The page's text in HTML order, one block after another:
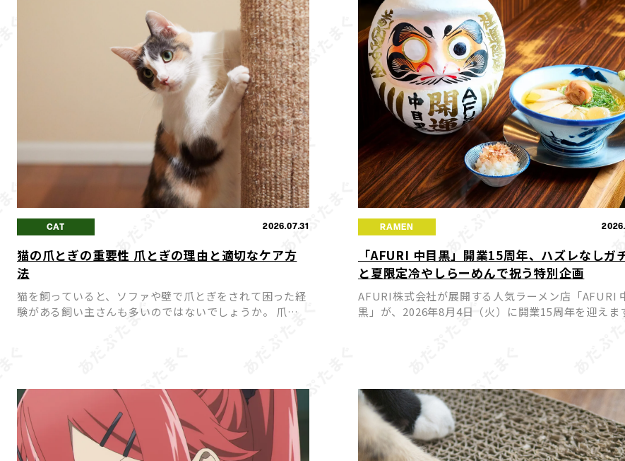
CAT 2026.07.31
猫の爪とぎの重要性 爪とぎの理由と適切なケア方
法
猫を飼っていると、ソファや壁で爪とぎをされて困った経
験がある飼い主さんも多いのではないでしょうか。 爪と
RAMEN
「AFURI 中目黒」開業15周年、ハズレなしガ
と夏限定冷やしらーめんで祝う特別企画
AFURI株式会社が展開する人気ラーメン店「AFURI
黒」が、2026年8月4日（火）に開業15周年を迎えま